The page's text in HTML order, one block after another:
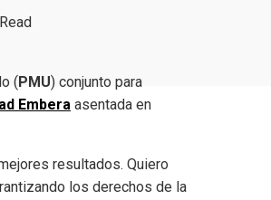
( PMU) conjunto para
Embera asentada en
resultados. Quiero
los derechos de la